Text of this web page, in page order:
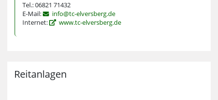
Tel.: 06821 71432
E-Mail:
info@tc-elversberg.de
Internet:
www.tc-elversberg.de
Reitanlagen